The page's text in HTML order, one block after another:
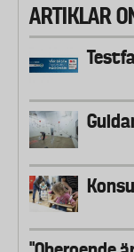
ARTIKLAR